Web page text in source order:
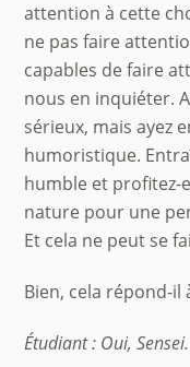
attention à cette
ne pas faire
capables de faire
nous en inquiéter.
sérieux, mais ayez
humoristique.
humble et profitez-
nature pour une
Et cela ne peut se
Bien, cela répond-il
Étudiant : Oui,